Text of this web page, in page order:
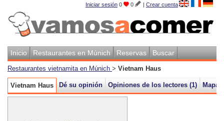
Iniciar sesión 0 0 | Crear cuenta
Inicio Restaurantes en Múnich Reservas Buscar
Restaurantes vietnamita en Múnich > Vietnam Haus
Vietnam Haus Dé su opinión Opiniones de los lectores (1) Mapa